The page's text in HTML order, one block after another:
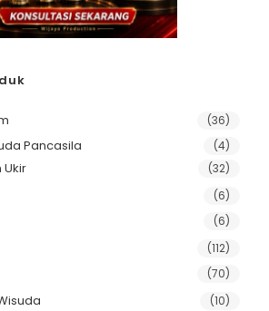
(36)
Pancasila (4)
Ukir (32)
(6)
(6)
(112)
(70)
(10)